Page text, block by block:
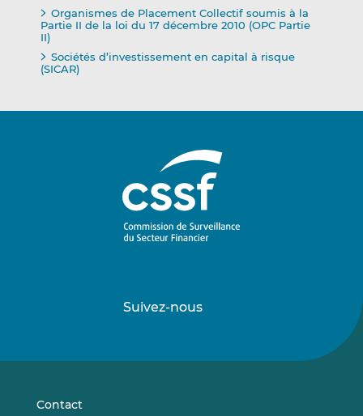
Organismes de Placement Collectif soumis à la
Partie II de la loi du 17 décembre 2010 (OPC Partie
II)
Sociétés d’investissement en capital à risque
(SICAR)
Suivez-nous
sursur
Contact